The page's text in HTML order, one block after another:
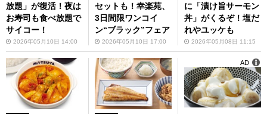
放題」が復活！夜は
お寿司も食べ放題で
サイコー！
2026年05月10日 14:00
セットも！幸楽苑、
3日間限ワンコイ
ン“ブラック”フェア
2026年05月10日 17:00
に「漬け旨サーモン
丼」がくるぞ！塩だ
れやユッケも
2026年05月08日 11:15
AD